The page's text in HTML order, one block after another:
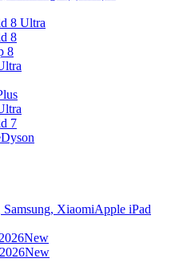
8 Ultra
8
8
7
Dyson
Apple iPad
New
New